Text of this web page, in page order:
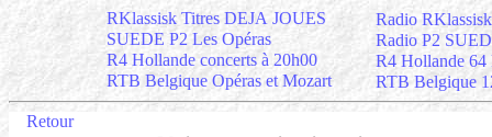
RKlassisk Titres DEJA JOUES
Radio
SUEDE P2 Les Opéras
Radio P2
R4 Hollande concerts à 20h00
R4 Hollande
RTB Belgique Opéras et Mozart
RTB Belgique
Retour